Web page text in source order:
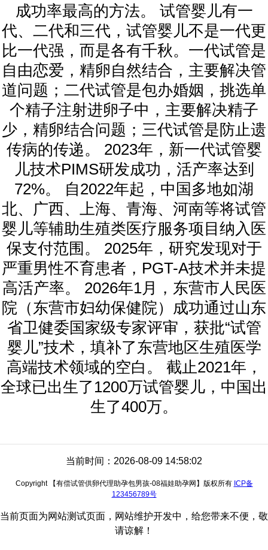
成功率最高的方法。 试管婴儿有一
代、二代和三代，试管婴儿不是一代更
比一代强，而是各有千秋。一代试管是
自由恋爱，精卵自然结合，主要解决管
道问题；二代试管是包办婚姻，挑选单
个精子注射进卵子中，主要解决精子
少，精卵结合问题；三代试管是防止遗
传病的传递。 2023年，新一代试管婴
儿技术PIMS研发成功，活产率达到
72%。 自2022年起，中国多地如湖
北、广西、上海、青海、河南等将试管
婴儿等辅助生殖类医疗服务项目纳入医
保支付范围。 2025年，研究发现对于
严重男性不育患者，PGT-A技术并未提
高活产率。 2026年1月，东营市人民医
院（东营市妇幼保健院）成功通过山东
省卫健委国家级专家评审，获批“试管
婴儿”技术，填补了东营地区生殖医学
高端技术领域的空白。 截止2021年，
全球已出生了1200万试管婴儿，中国出
生了400万。
当前时间：2026-08-09 14:58:02
Copyright 【有偿试管供卵代理助孕包男孩-08福娃助孕网】版权所有 ICP备
123456789号
当前页面为网站测试页面，网站维护开发中，给您带来不便，敬
请谅解！